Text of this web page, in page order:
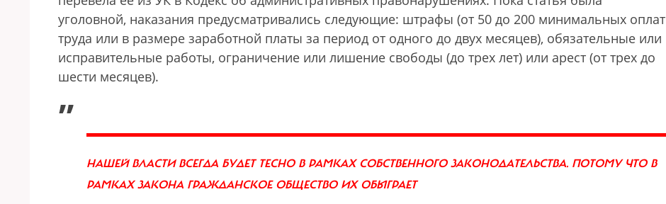
уголовной, наказания предусматривались следующие: штрафы (от 50 до 200 минимальных оплат
труда или в размере заработной платы за период от одного до двух месяцев), обязательные или
исправительные работы, ограничение или лишение свободы (до трех лет) или арест (от трех до
шести месяцев).
„
НАШЕЙ ВЛАСТИ ВСЕГДА БУДЕТ ТЕСНО В РАМКАХ СОБСТВЕННОГО ЗАКОНОДАТЕЛЬСТВА. ПОТОМУ ЧТО В
РАМКАХ ЗАКОНА ГРАЖДАНСКОЕ ОБЩЕСТВО ИХ ОБЫГРАЕТ